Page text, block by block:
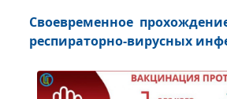
Cвоевременное
респираторно-вирусных